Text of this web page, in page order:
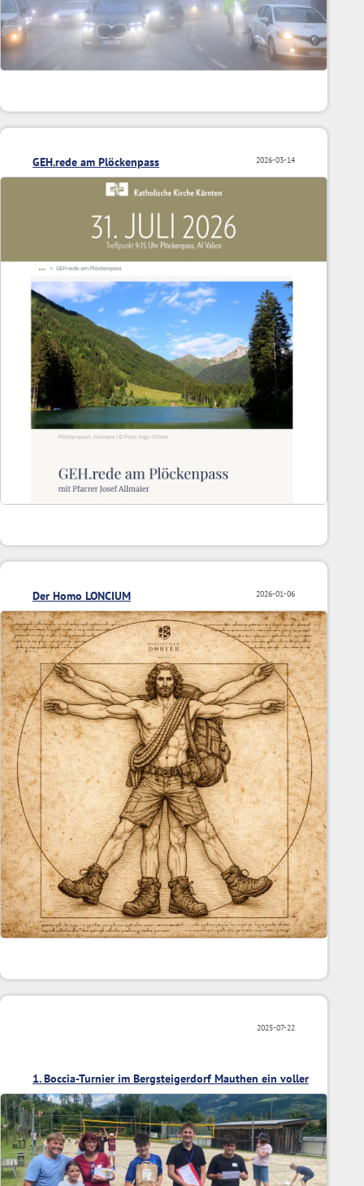
2026-03-14
GEH.rede am Plöckenpass
2026-01-06
Der Homo LONCIUM
2025-07-22
1. Boccia-Turnier im Bergsteigerdorf Mauthen ein voller
Erfolg